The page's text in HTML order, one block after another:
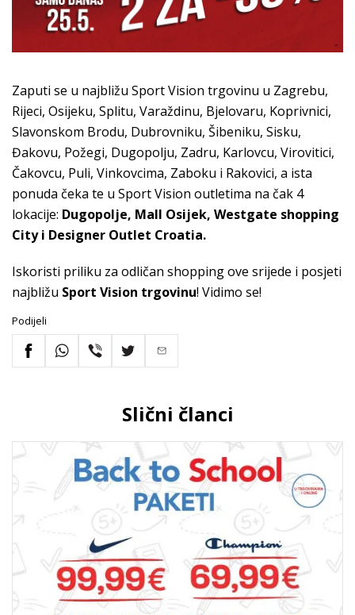
Zaputi se u najbližu Sport Vision trgovinu u Zagrebu,
Rijeci, Osijeku, Splitu, Varaždinu, Bjelovaru, Koprivnici,
Slavonskom Brodu, Dubrovniku, Šibeniku, Sisku,
Đakovu, Požegi, Dugopolju, Zadru, Karlovcu, Virovitici,
Čakovcu, Puli, Vinkovcima, Zaboku i Rakovici, a ista
ponuda čeka te u Sport Vision outletima na čak 4
lokacije: Dugopolje, Mall Osijek, Westgate shopping
City i Designer Outlet Croatia.
Iskoristi priliku za odličan shopping ove srijede i posjeti
najbližu Sport Vision trgovinu! Vidimo se!
Podijeli
Slični članci